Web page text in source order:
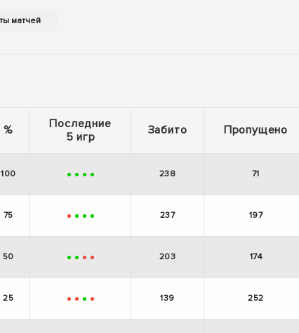
%
Последние
5 игр
Забито Пропущено
100 + + + + 238 71
75 - + + + 237 197
50 + + - - 203 174
25 - - + - 139 252